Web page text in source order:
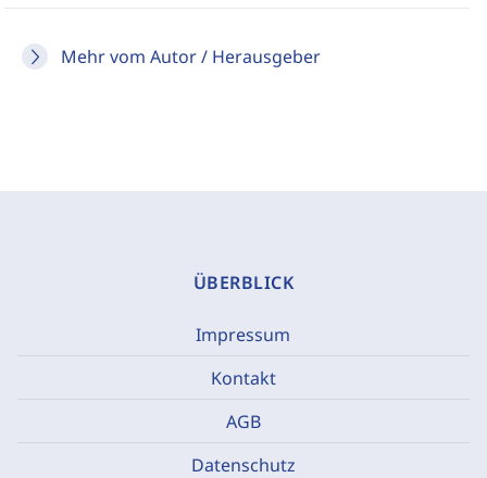
Mehr vom Autor / Herausgeber
ÜBERBLICK
Impressum
Kontakt
AGB
Datenschutz